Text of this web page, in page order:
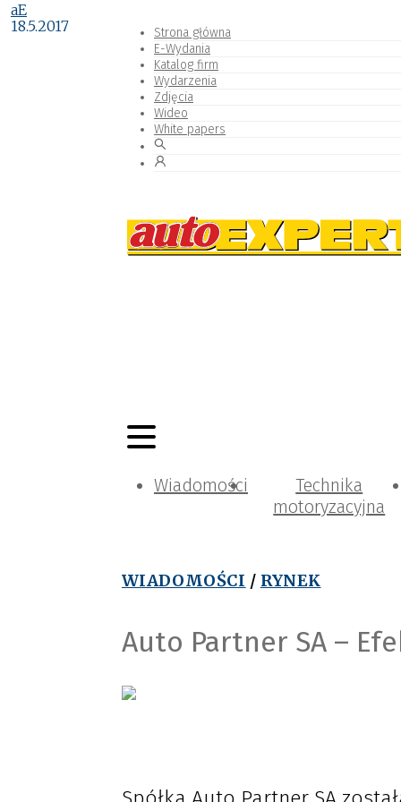
Strona główna
E-Wydania
Katalog firm
Wydarzenia
Zdjęcia
Wideo
White papers
Wiadomości
Technika
motoryzacyjna
WIADOMOŚCI / RYNEK
Auto Partner SA –
aE
18.5.2017